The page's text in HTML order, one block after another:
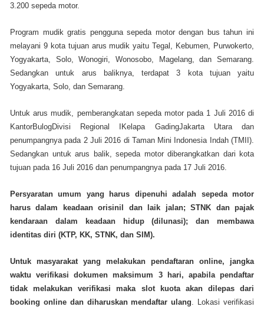
3.200 sepeda motor.
Program mudik gratis pengguna sepeda motor dengan bus tahun ini
melayani 9 kota tujuan arus mudik yaitu Tegal, Kebumen, Purwokerto,
Yogyakarta, Solo, Wonogiri, Wonosobo, Magelang, dan Semarang.
Sedangkan untuk arus baliknya, terdapat 3 kota tujuan yaitu
Yogyakarta, Solo, dan Semarang.
Untuk arus mudik, pemberangkatan sepeda motor pada 1 Juli 2016 di
KantorBulogDivisi Regional IKelapa GadingJakarta Utara dan
penumpangnya pada 2 Juli 2016 di Taman Mini Indonesia Indah (TMII).
Sedangkan untuk arus balik, sepeda motor diberangkatkan dari kota
tujuan pada 16 Juli 2016 dan penumpangnya pada 17 Juli 2016.
Persyaratan umum yang harus dipenuhi adalah sepeda motor
harus dalam keadaan orisinil dan laik jalan; STNK dan pajak
kendaraan dalam keadaan hidup (dilunasi); dan membawa
identitas diri (KTP, KK, STNK, dan SIM).
Untuk masyarakat yang melakukan pendaftaran online, jangka
waktu verifikasi dokumen maksimum 3 hari, apabila pendaftar
tidak melakukan verifikasi maka slot kuota akan dilepas dari
booking online dan diharuskan mendaftar ulang . Lokasi verifikasi